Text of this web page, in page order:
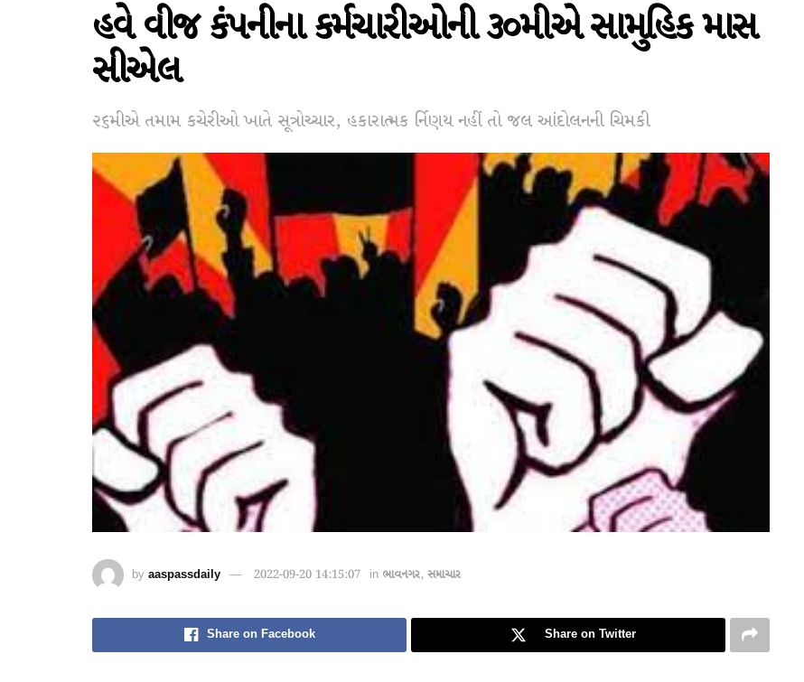
હવે વીજ કંપનીના કર્મચારીઓની ૩૦મીએ સામુહિક માસ
સીએલ
૨૬મીએ તમામ કચેરીઓ ખાતે સૂત્રોચ્ચાર, હકારાત્મક ર્નિણય નહીં તો જલ આંદોલનની ચિમકી
by aaspassdaily 2022-09-20 14:15:07 in ભાવનગર, સમાચાર
Share on Facebook Share on Twitter